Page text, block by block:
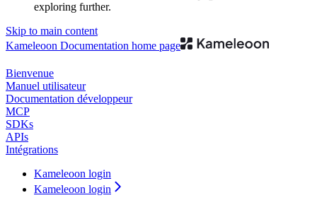
exploring further.
Skip to main content
Kameleoon Documentation home page
Bienvenue
Manuel utilisateur
Documentation développeur
MCP
SDKs
APIs
Intégrations
Kameleoon login
Kameleoon login